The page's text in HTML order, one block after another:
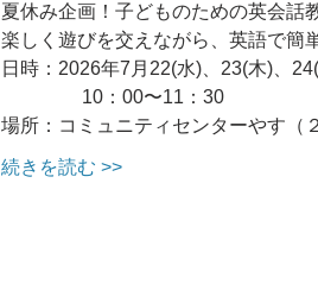
夏休み企画！子どものための英会話
楽しく遊びを交えながら、英語で簡
日時：2026年7月22(水)、23(木)、
10：00〜11：30
場所：コミュニティセンターやす（
続きを読む >>